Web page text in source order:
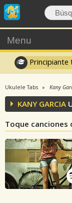
Menu
Principiante
Ukulele Tabs Kany
KANY GARCIA
Toque canciones